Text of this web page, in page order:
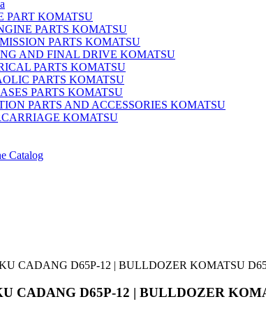
PART KOMATSU
PARTS KOMATSU
PARTS KOMATSU
AND FINAL DRIVE KOMATSU
PARTS KOMATSU
PARTS KOMATSU
PARTS KOMATSU
PARTS AND ACCESSORIES KOMATSU
KOMATSU
Catalog
CADANG D65P-12 | BULLDOZER KOMATSU
CADANG D65P-12 | BULLDOZER